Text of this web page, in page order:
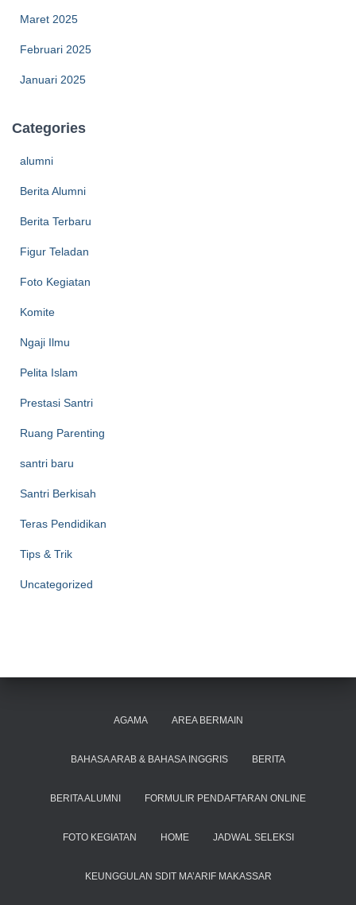
Maret 2025
Februari 2025
Januari 2025
Categories
alumni
Berita Alumni
Berita Terbaru
Figur Teladan
Foto Kegiatan
Komite
Ngaji Ilmu
Pelita Islam
Prestasi Santri
Ruang Parenting
santri baru
Santri Berkisah
Teras Pendidikan
Tips & Trik
Uncategorized
AGAMA AREA BERMAIN
BAHASA ARAB & BAHASA INGGRIS BERITA
BERITA ALUMNI FORMULIR PENDAFTARAN ONLINE
FOTO KEGIATAN HOME JADWAL SELEKSI
KEUNGGULAN SDIT MA’ARIF MAKASSAR